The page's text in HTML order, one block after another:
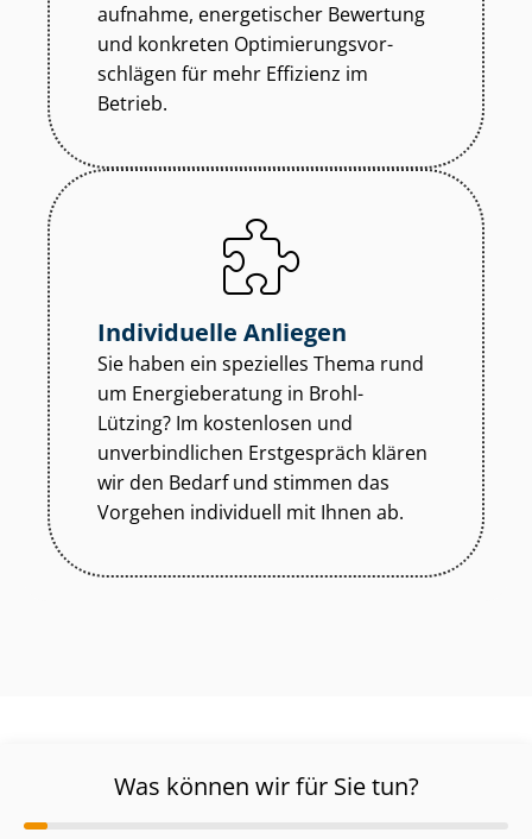
auf­nah­me, energetischer Bewertung
und konkreten Op­ti­mie­rungs­vor­
schlä­gen für mehr Effizienz im
Betrieb.
Individuelle Anliegen
Sie haben ein spezielles Thema rund
um Energieberatung in Brohl-
Lützing? Im kostenlosen und
unverbindlichen Erstgespräch klären
wir den Bedarf und stimmen das
Vorgehen individuell mit Ihnen ab.
Was können wir für Sie tun?